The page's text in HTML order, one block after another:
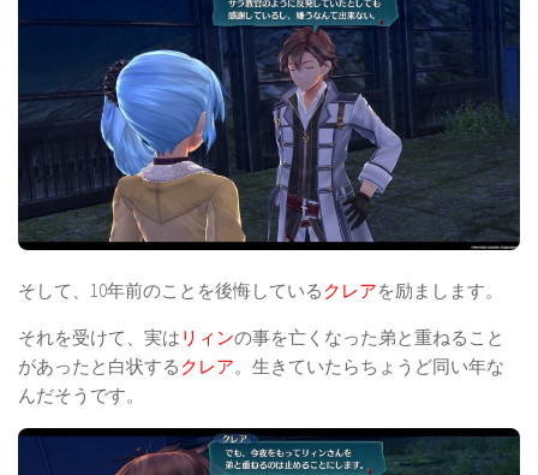
そして、10年前のことを後悔しているクレアを励まします。
それを受けて、実は リィンの事を亡くなった弟と重ねること
があったと白状するクレア。生きていたらちょうど同い年な
んだそうです。